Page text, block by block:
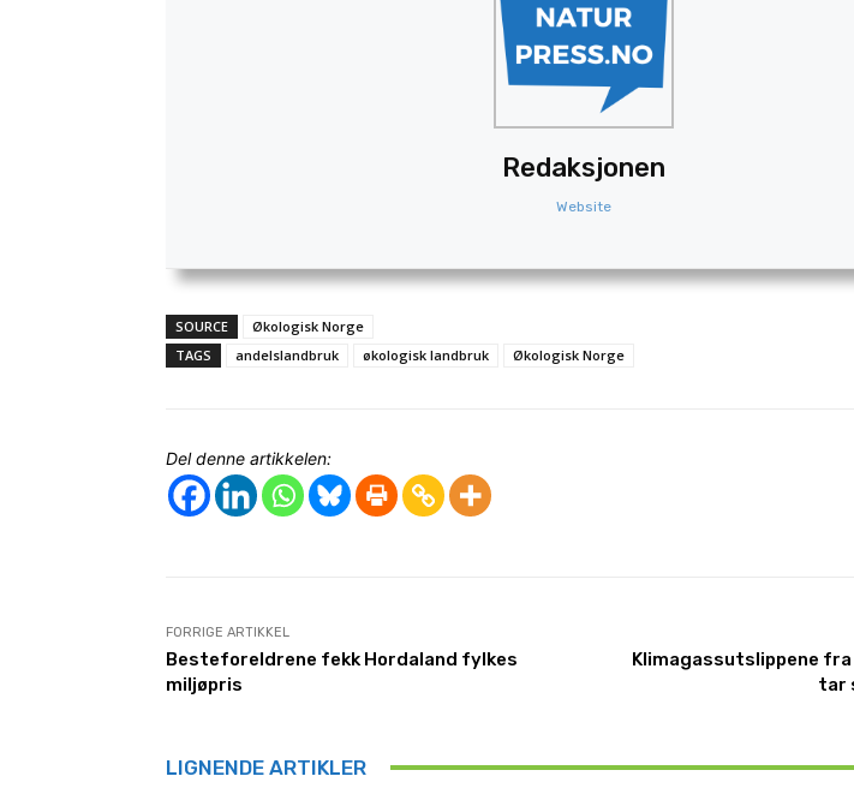
Redaksjonen
Website
SOURCE
Økologisk Norge
TAGS
andelslandbruk økologisk landbruk Økologisk Norge
Del denne artikkelen:
FORRIGE ARTIKKEL
Besteforeldrene fekk Hordaland fylkes
miljøpris
Klimagassutslippene
tar
LIGNENDE ARTIKLER